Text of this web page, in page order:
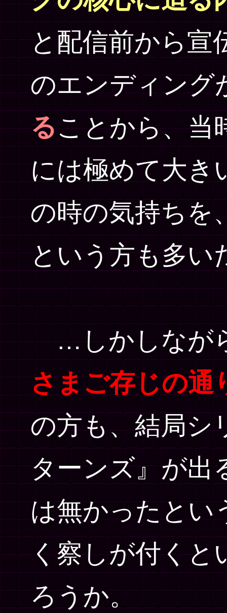
と配信前から宣
のエンディング
ることから、当
には極めて大き
の時の気持ちを
という方も多い
…しかしなが
さまご存じの通
の方も、結局シ
ターンズ』が出
は無かったとい
く察しが付くと
ろうか。